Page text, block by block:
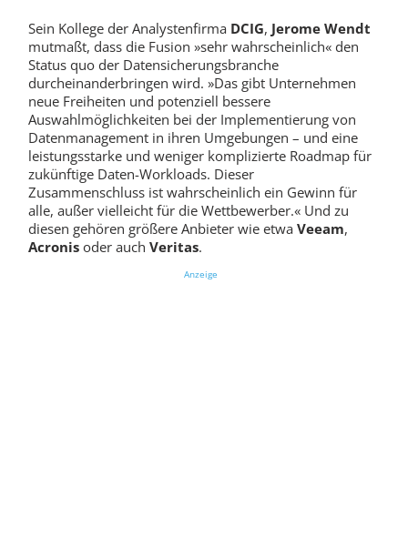
Sein Kollege der Analystenfirma DCIG, Jerome Wendt
mutmaßt, dass die Fusion »sehr wahrscheinlich« den
Status quo der Datensicherungsbranche
durcheinanderbringen wird. »Das gibt Unternehmen
neue Freiheiten und potenziell bessere
Auswahlmöglichkeiten bei der Implementierung von
Datenmanagement in ihren Umgebungen – und eine
leistungsstarke und weniger komplizierte Roadmap für
zukünftige Daten-Workloads. Dieser
Zusammenschluss ist wahrscheinlich ein Gewinn für
alle, außer vielleicht für die Wettbewerber.« Und zu
diesen gehören größere Anbieter wie etwa Veeam,
Acronisoder auch Veritas.
Anzeige